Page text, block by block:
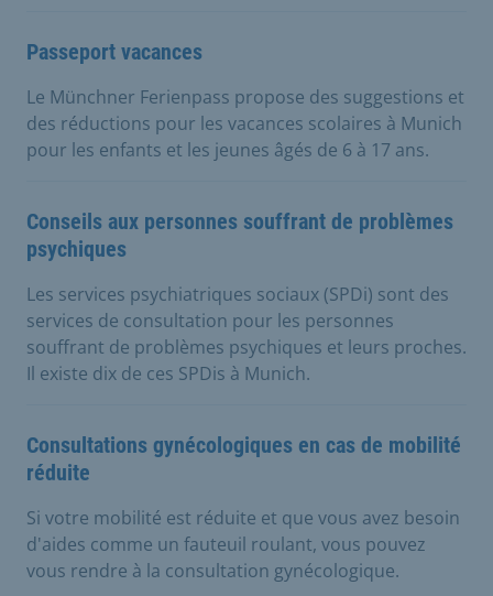
Passeport vacances
Le Münchner Ferienpass propose des suggestions et
des réductions pour les vacances scolaires à Munich
pour les enfants et les jeunes âgés de 6 à 17 ans.
Conseils aux personnes souffrant de problèmes
psychiques
Les services psychiatriques sociaux (SPDi) sont des
services de consultation pour les personnes
souffrant de problèmes psychiques et leurs proches.
Il existe dix de ces SPDis à Munich.
Consultations gynécologiques en cas de mobilité
réduite
Si votre mobilité est réduite et que vous avez besoin
d'aides comme un fauteuil roulant, vous pouvez
vous rendre à la consultation gynécologique.